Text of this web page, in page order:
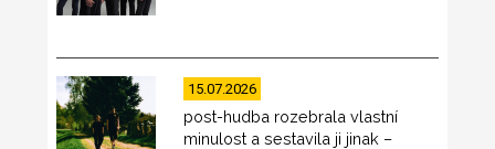
15.07.2026
post-hudba rozebrala vlastní
minulost a sestavila ji jinak –